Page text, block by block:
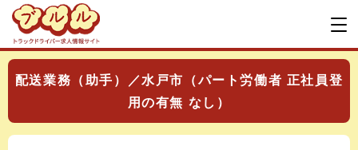
配送業務（助手）／水戸市（パート労働者 正社員登
用の有無 なし）